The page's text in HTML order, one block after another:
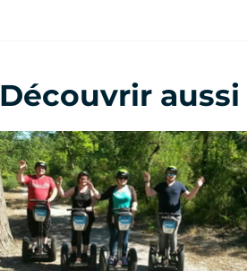
Découvrir aussi